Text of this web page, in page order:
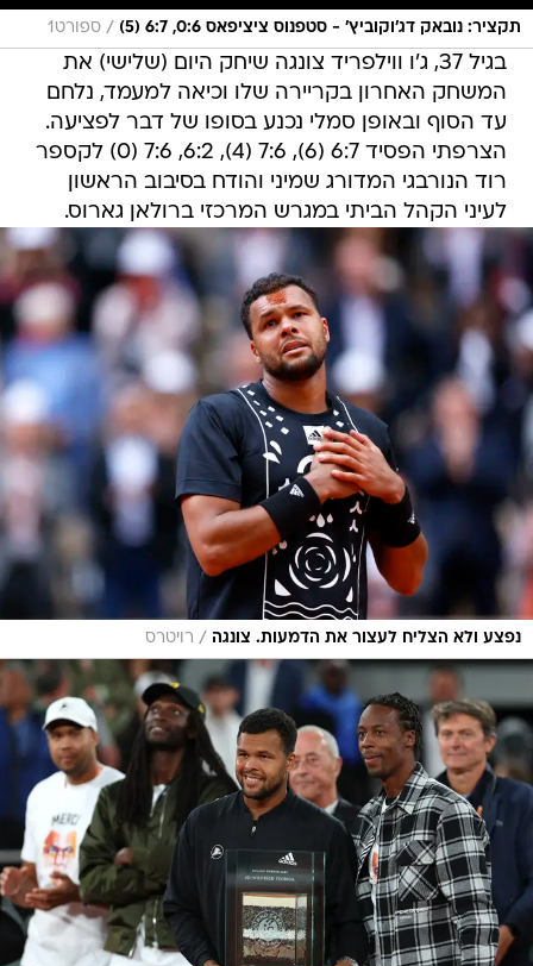
תקציר: נובאק דג'וקוביץ' - סטפנוס ציציפאס 0:6, 6:7 (5) / ספורט1
בגיל 37, ג'ו ווילפריד צונגה שיחק היום (שלישי) את
המשחק האחרון בקריירה שלו וכיאה למעמד, נלחם
עד הסוף ובאופן סמלי נכנע בסופו של דבר לפציעה.
הצרפתי הפסיד 6:7 (6), 7:6 (4), 6:2, 7:6 (0) לקספר
רוד הנורבגי המדורג שמיני והודח בסיבוב הראשון
לעיני הקהל הביתי במגרש המרכזי ברולאן גארוס.
נפצע ולא הצליח לעצור את הדמעות. צונגה / רויטרס